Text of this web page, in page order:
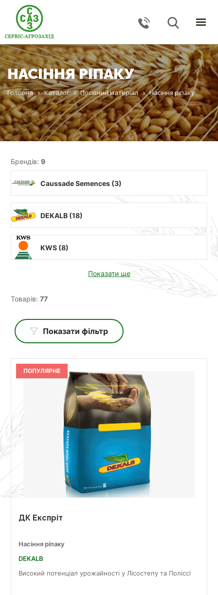
ГОЛОВНА
КАТАЛОГ
ПОСЛУГИ
ПРО КОМПАНІЮ
НОВИНИ
КОНТАКТИ
Тернопільська обл., с. Великі Гаї, вул. Підлісна, 27
+38 (067) 24–38–191
serviceagrozahid@gmail.com
НАСІННЯ РІПАКУ
Головна Каталог Посівний матеріал Насіння ріпаку
Брендів: 9
Caussade Semences (3)
DEKALB (18)
KWS (8)
Показати ще
Товарів: 77
Показати фільтр
ДК Експріт
Насіння ріпаку
DEKALB
Високий потенціал урожайності у Лісостепу та Поліссі
ПОПУЛЯРНЕ